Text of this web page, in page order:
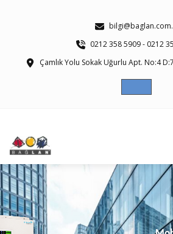
0212 358 5909 - 0212
Çamlık Yolu Sokak Uğurlu Apt. No:4